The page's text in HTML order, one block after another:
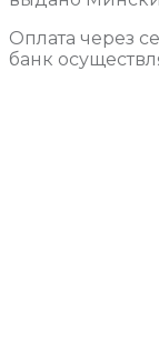
Оплата через
банк